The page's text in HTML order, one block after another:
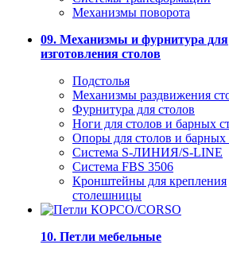
Механизмы поворота
09. Механизмы и фурнитура для
изготовления столов
Подстолья
Механизмы раздвижения
Фурнитура для столов
Ноги для столов и барных
Опоры для столов и барных
Система S-ЛИНИЯ/S-LINE
Система FBS 3506
Кронштейны для крепления
столешницы
10. Петли мебельные